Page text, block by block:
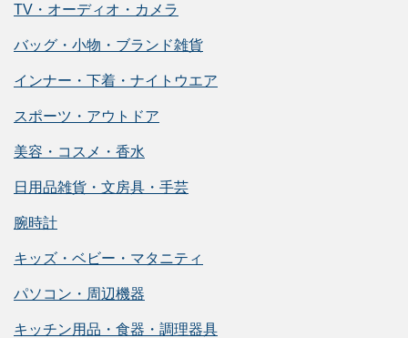
TV・オーディオ・カメラ
バッグ・小物・ブランド雑貨
インナー・下着・ナイトウエア
スポーツ・アウトドア
美容・コスメ・香水
日用品雑貨・文房具・手芸
腕時計
キッズ・ベビー・マタニティ
パソコン・周辺機器
キッチン用品・食器・調理器具